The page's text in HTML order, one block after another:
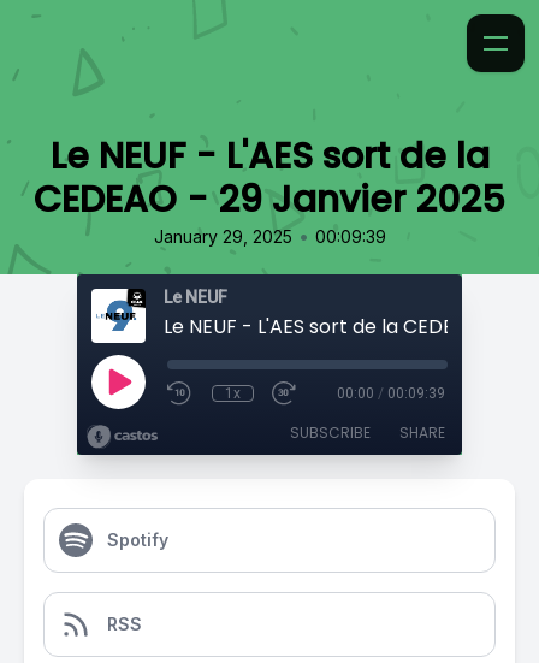
Le NEUF - L'AES sort de la
CEDEAO - 29 Janvier 2025
January 29, 2025 • 00:09:39
Le NEUF
1x 00:00 / 00:09:39
SUBSCRIBE SHARE
Spotify
RSS